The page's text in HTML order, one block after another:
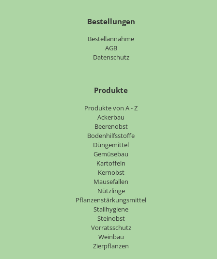
Bestellungen
Bestellannahme
AGB
Datenschutz
Produkte
Produkte von A - Z
Ackerbau
Beerenobst
Bodenhilfsstoffe
Düngemittel
Gemüsebau
Kartoffeln
Kernobst
Mausefallen
Nützlinge
Pflanzenstärkungsmittel
Stallhygiene
Steinobst
Vorratsschutz
Weinbau
Zierpflanzen